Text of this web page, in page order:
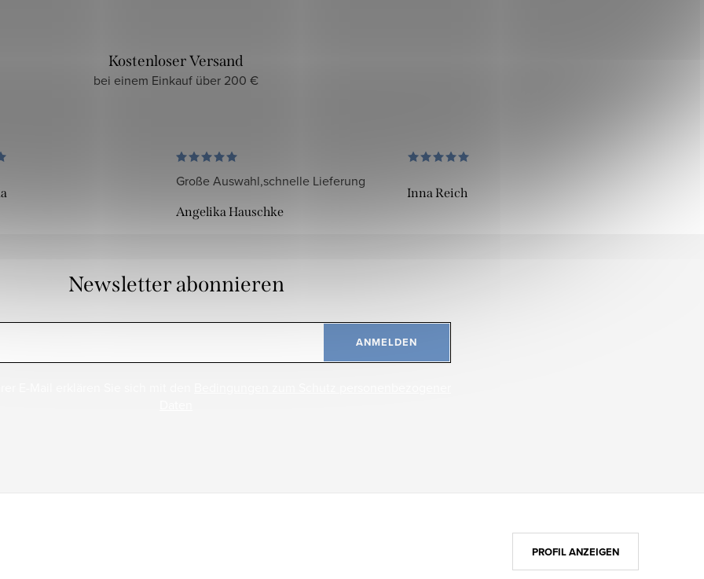
Kostenloser Versand
bei einem Einkauf über 200 €
Große Auswahl,schnelle Lieferung
Angelika Hauschke
Inna Reich
Newsletter abonnieren
ANMELDEN
PROFIL ANZEIGEN